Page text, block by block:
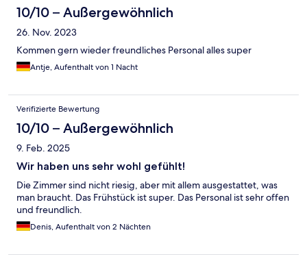
10/10 – Außergewöhnlich
26. Nov. 2023
Kommen gern wieder freundliches Personal alles super
Antje, Aufenthalt von 1 Nacht
Verifizierte Bewertung
10/10 – Außergewöhnlich
9. Feb. 2025
Wir haben uns sehr wohl gefühlt!
Die Zimmer sind nicht riesig, aber mit allem ausgestattet, was
man braucht. Das Frühstück ist super. Das Personal ist sehr offen
und freundlich.
Denis, Aufenthalt von 2 Nächten